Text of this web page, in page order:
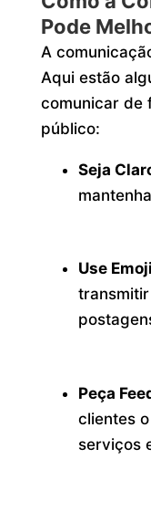
Pode
A
Aqui estão
comunicar de
público:
Seja
Use
Peça
clientes
serviços